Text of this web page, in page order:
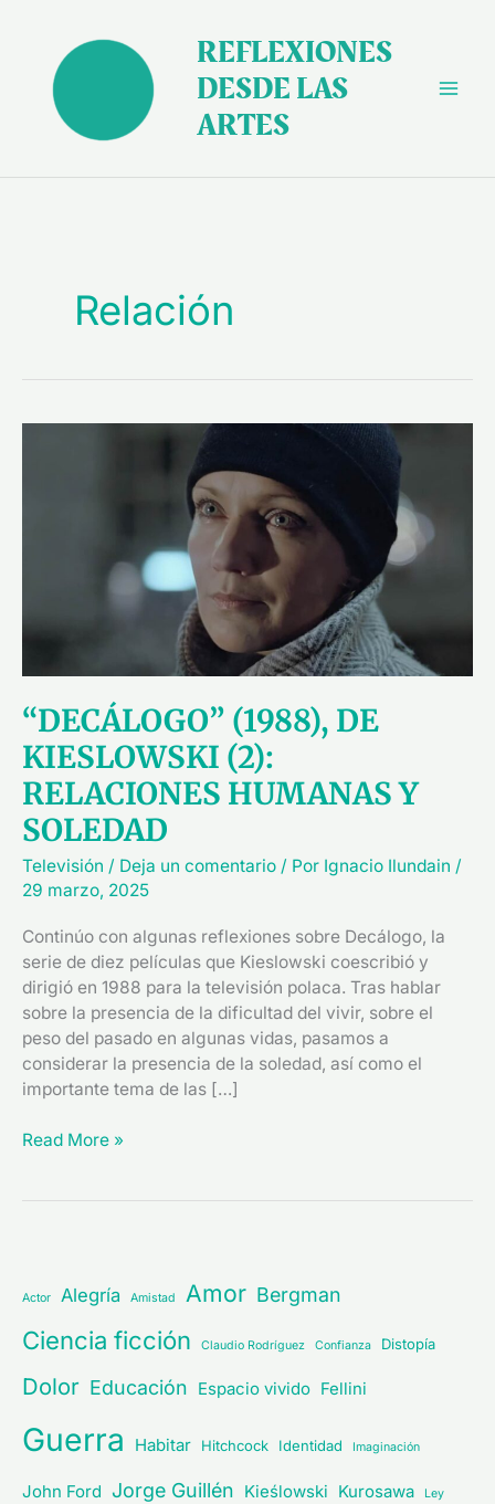
contenido
REFLEXIONES
DESDE LAS
ARTES
Relación
“DECÁLOGO” (1988), DE
KIESLOWSKI (2):
RELACIONES HUMANAS Y
SOLEDAD
Televisión / Deja un comentario / Por Ignacio Ilundain /
29 marzo, 2025
Continúo con algunas reflexiones sobre Decálogo, la
serie de diez películas que Kieslowski coescribió y
dirigió en 1988 para la televisión polaca. Tras hablar
sobre la presencia de la dificultad del vivir, sobre el
peso del pasado en algunas vidas, pasamos a
considerar la presencia de la soledad, así como el
importante tema de las […]
RELACIONES
Read More »
Actor Alegría Amistad Amor Bergman
Ciencia ficción Claudio Rodríguez Confianza Distopía
Dolor Educación Espacio vivido Fellini
Guerra Habitar Hitchcock Identidad Imaginación
John Ford Jorge Guillén Kieślowski Kurosawa Ley